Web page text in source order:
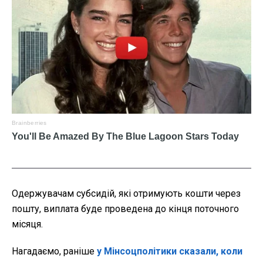
Одержувачам субсидій, які отримують кошти через
пошту, виплата буде проведена до кінця поточного
місяця.
Нагадаємо, раніше у Мінсоцполітики сказали, коли